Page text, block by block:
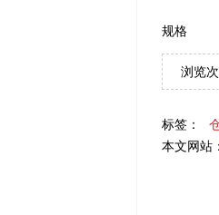
规格
浏览次
标签：
本文网站：